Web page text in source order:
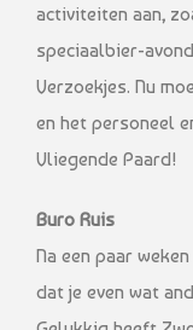
activiteiten aan,
speciaalbier-
Verzoekjes. Nu
en het personeel
Vliegende Paard!
Buro Ruis
Na een paar
dat je even wat